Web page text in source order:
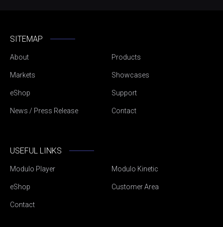
SITEMAP
About Products
Markets Showcases
eShop Support
News / Press Release Contact
USEFUL LINKS
Modulo Player Modulo Kinetic
eShop Customer Area
Contact